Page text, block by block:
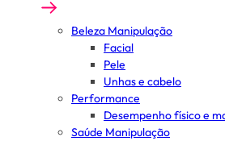
Beleza Manipulação
Facial
Pele
Unhas e cabelo
Performance
Desempenho físico e
Saúde Manipulação